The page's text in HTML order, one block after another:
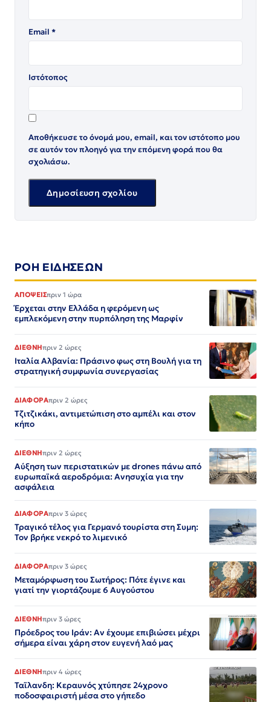
Email *
Ιστότοπος
Αποθήκευσε το όνομά μου, email, και τον ιστότοπο μου
σε αυτόν τον πλοηγό για την επόμενη φορά που θα
σχολιάσω.
ΡΟΗ ΕΙΔΗΣΕΩΝ
ΑΠΟΨΕΙΣπριν 1 ώρα
Έρχεται στην Ελλάδα η φερόμενη ως
εμπλεκόμενη στην πυρπόληση της Μαρφίν
ΔΙΕΘΝΗπριν 2 ώρες
Ιταλία Αλβανία: Πράσινο φως στη Βουλή για τη
στρατηγική συμφωνία συνεργασίας
ΔΙΑΦΟΡΑπριν 2 ώρες
Τζιτζικάκι, αντιμετώπιση στο αμπέλι και στον
κήπο
ΔΙΕΘΝΗπριν 2 ώρες
Αύξηση των περιστατικών με drones πάνω από
ευρωπαϊκά αεροδρόμια: Ανησυχία για την
ασφάλεια
ΔΙΑΦΟΡΑπριν 3 ώρες
Τραγικό τέλος για Γερμανό τουρίστα στη Συμη:
Τον βρήκε νεκρό το λιμενικό
ΔΙΑΦΟΡΑπριν 3 ώρες
Μεταμόρφωση του Σωτήρος: Πότε έγινε και
γιατί την γιορτάζουμε 6 Αυγούστου
ΔΙΕΘΝΗπριν 3 ώρες
Πρόεδρος του Ιράν: Αν έχουμε επιβιώσει μέχρι
σήμερα είναι χάρη στον ευγενή λαό μας
ΔΙΕΘΝΗπριν 4 ώρες
Ταϊλανδη: Κεραυνός χτύπησε 24χρονο
ποδοσφαιριστή μέσα στο γήπεδο